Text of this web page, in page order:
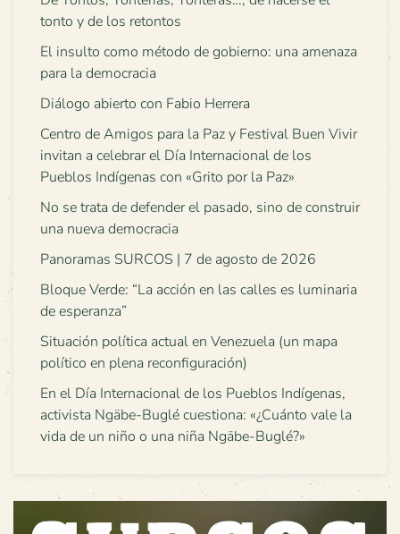
tonto y de los retontos
El insulto como método de gobierno: una amenaza
para la democracia
Diálogo abierto con Fabio Herrera
Centro de Amigos para la Paz y Festival Buen Vivir
invitan a celebrar el Día Internacional de los
Pueblos Indígenas con «Grito por la Paz»
No se trata de defender el pasado, sino de construir
una nueva democracia
Panoramas SURCOS | 7 de agosto de 2026
Bloque Verde: “La acción en las calles es luminaria
de esperanza”
Situación política actual en Venezuela (un mapa
político en plena reconfiguración)
En el Día Internacional de los Pueblos Indígenas,
activista Ngäbe-Buglé cuestiona: «¿Cuánto vale la
vida de un niño o una niña Ngäbe-Buglé?»